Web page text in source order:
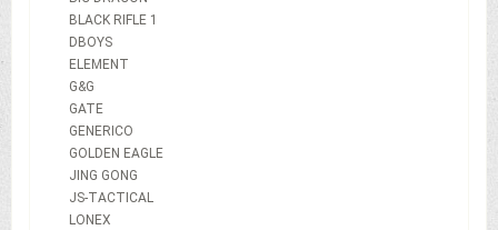
BLACK RIFLE 1
DBOYS
ELEMENT
G&G
GATE
GENERICO
GOLDEN EAGLE
JING GONG
JS-TACTICAL
LONEX